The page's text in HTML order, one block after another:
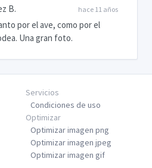
hace 11 años
B.
por el ave, como por el
Una gran foto.
Servicios
Condiciones de uso
Optimizar
Optimizar imagen png
Optimizar imagen jpeg
Optimizar imagen gif